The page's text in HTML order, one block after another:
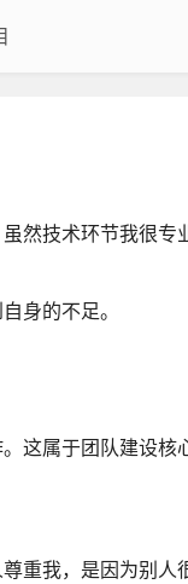
然技术环节我很专
身的不足。
这属于团队建设核
重我，是因为别人